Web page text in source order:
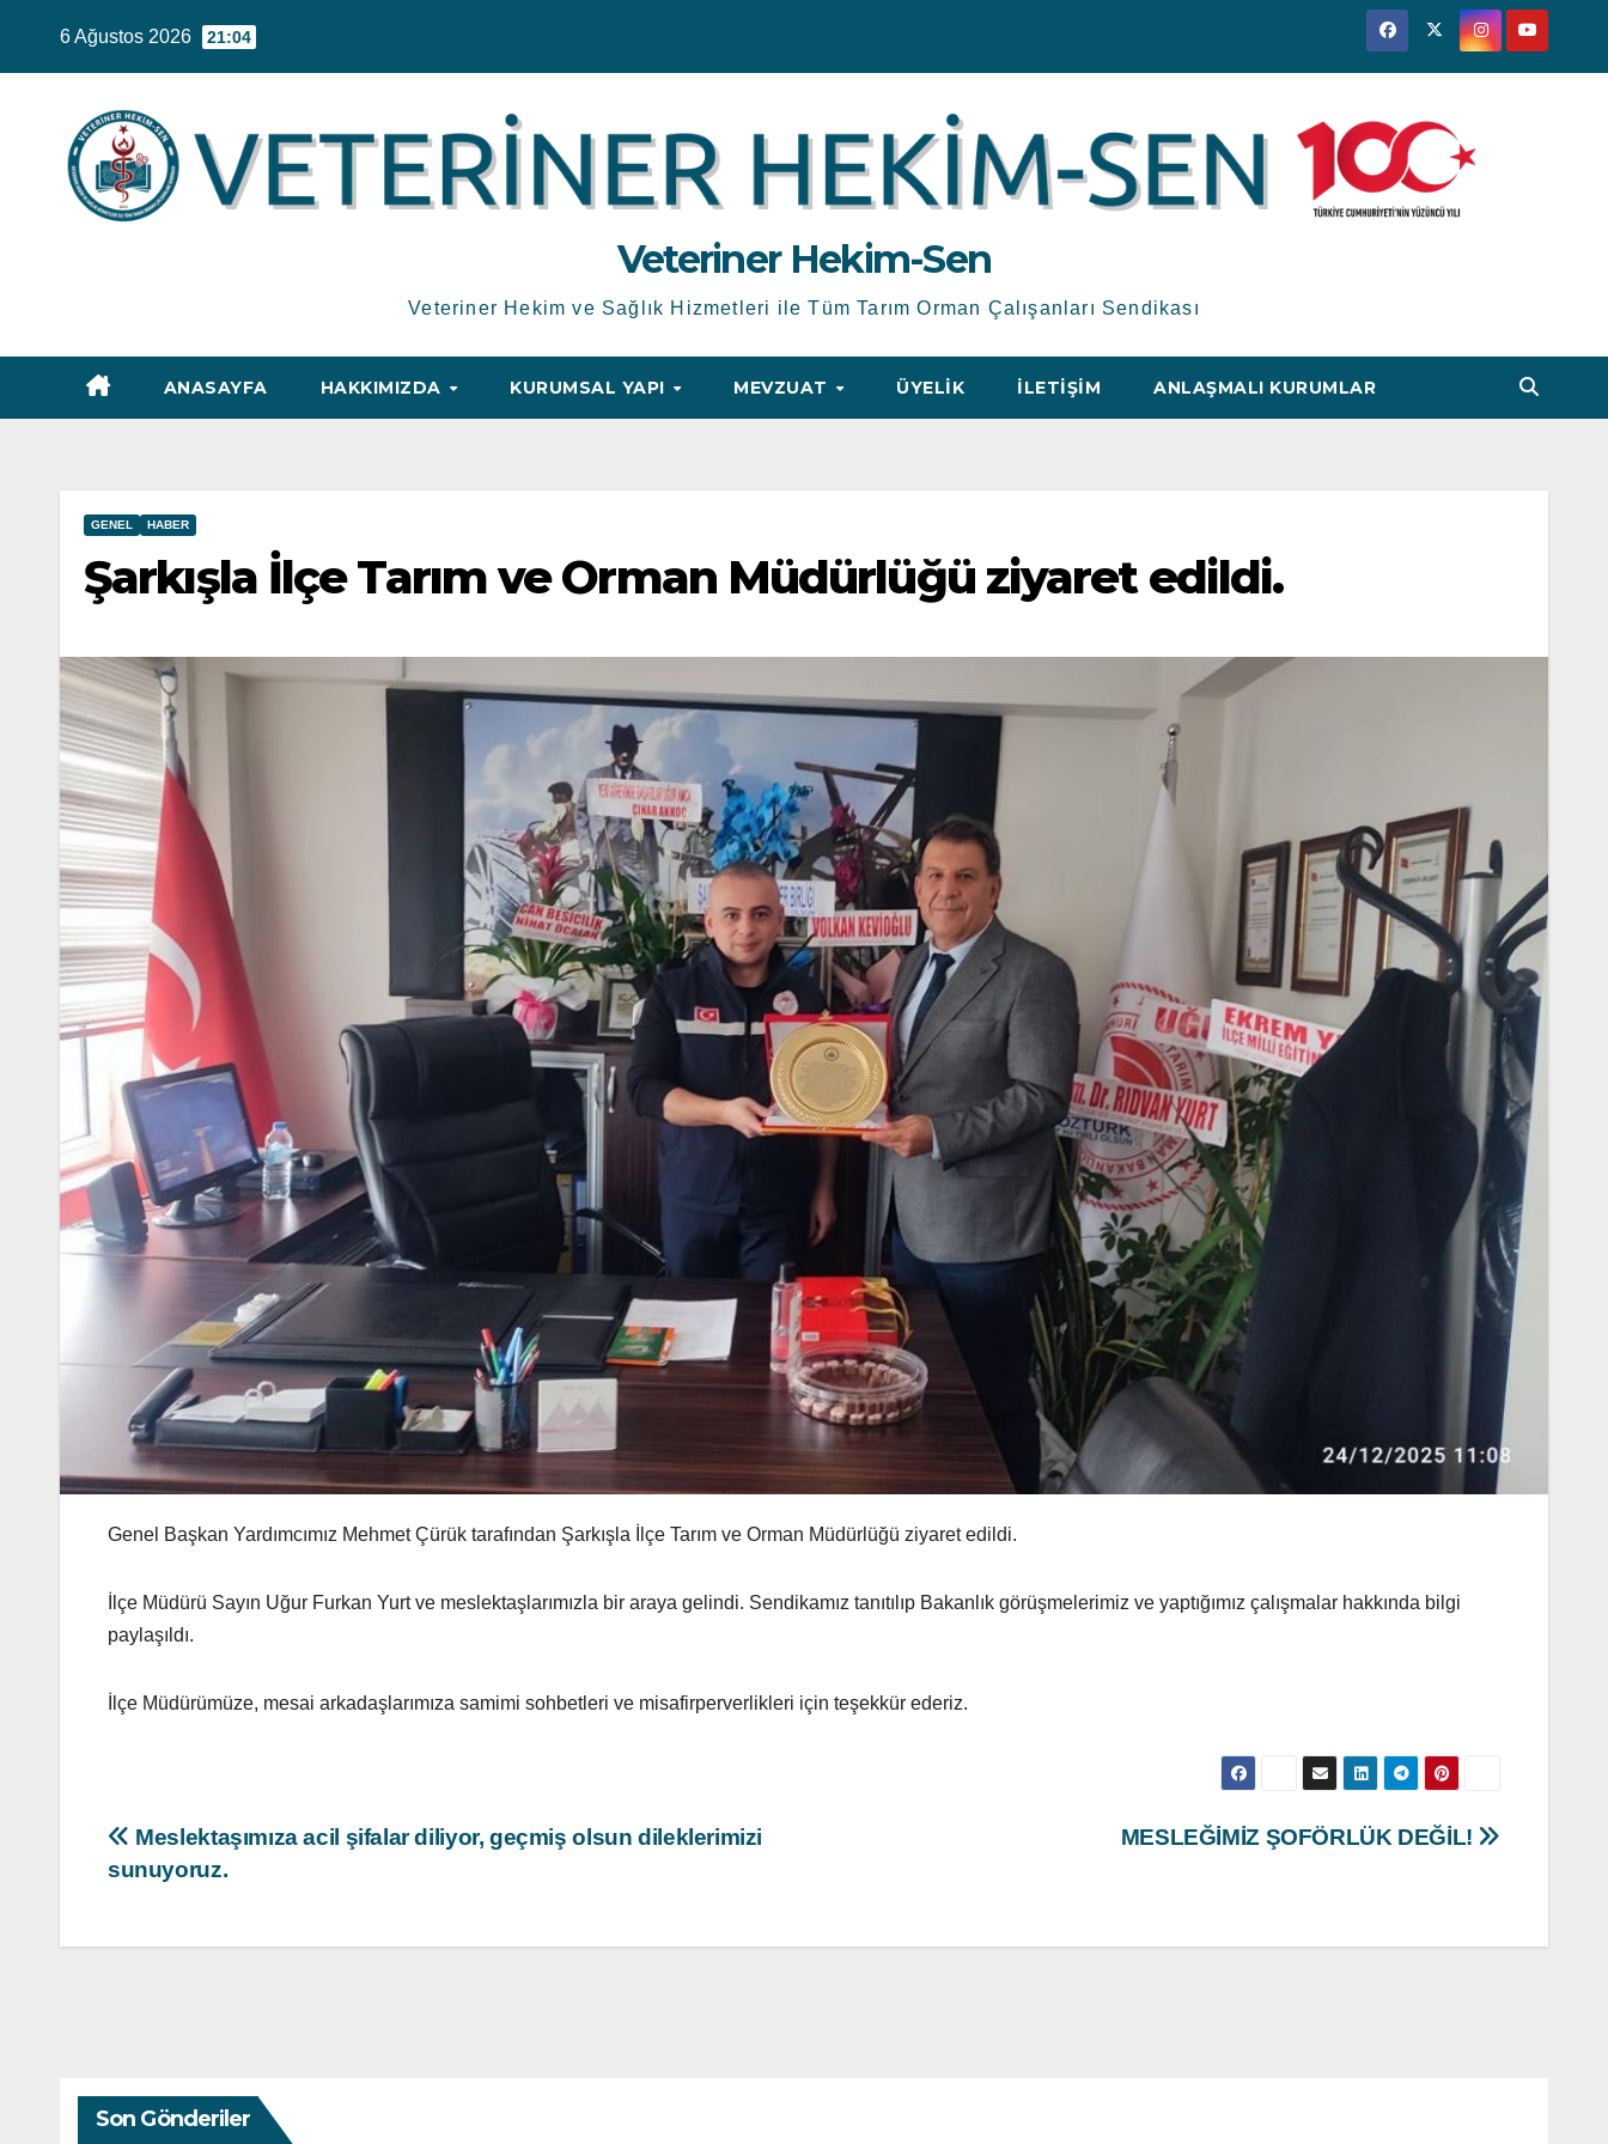
6 Ağustos 2026 21:04
Veteriner Hekim-Sen
Veteriner Hekim ve Sağlık Hizmetleri ile Tüm Tarım Orman Çalışanları Sendikası
ANASAYFA HAKKIMIZDA KURUMSAL YAPI MEVZUAT ÜYELIK İLETIŞIM ANLAŞMALI KURUMLAR
GENEL HABER
Şarkışla İlçe Tarım ve Orman Müdürlüğü ziyaret edildi.
Genel Başkan Yardımcımız Mehmet Çürük tarafından Şarkışla İlçe Tarım ve Orman Müdürlüğü ziyaret edildi.
İlçe Müdürü Sayın Uğur Furkan Yurt ve meslektaşlarımızla bir araya gelindi. Sendikamız tanıtılıp Bakanlık görüşmelerimiz ve yaptığımız çalışmalar hakkında bilgi
paylaşıldı.
İlçe Müdürümüze, mesai arkadaşlarımıza samimi sohbetleri ve misafirperverlikleri için teşekkür ederiz.
Yazı
gezinmesi
MESLEĞİMİZ ŞOFÖRLÜK DEĞİL!
Meslektaşımıza acil şifalar diliyor, geçmiş olsun dileklerimizi
sunuyoruz.
Son Gönderiler